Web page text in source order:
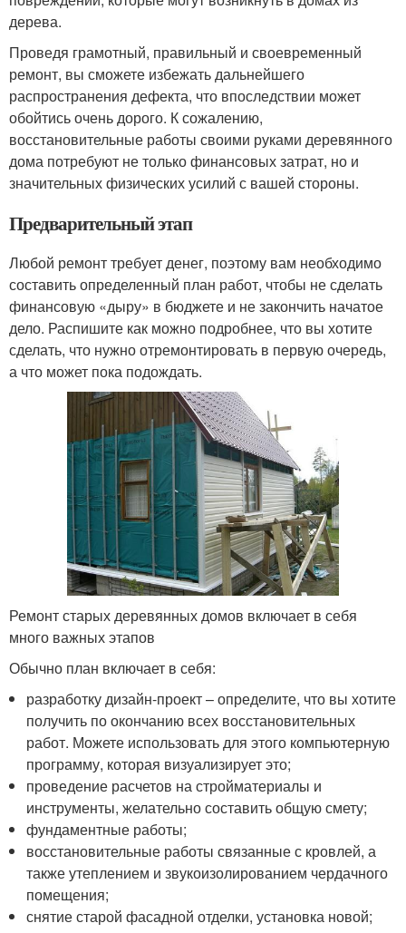
дерева.
Проведя грамотный, правильный и своевременный
ремонт, вы сможете избежать дальнейшего
распространения дефекта, что впоследствии может
обойтись очень дорого. К сожалению,
восстановительные работы своими руками деревянного
дома потребуют не только финансовых затрат, но и
значительных физических усилий с вашей стороны.
Предварительный этап
Любой ремонт требует денег, поэтому вам необходимо
составить определенный план работ, чтобы не сделать
финансовую «дыру» в бюджете и не закончить начатое
дело. Распишите как можно подробнее, что вы хотите
сделать, что нужно отремонтировать в первую очередь,
а что может пока подождать.
Ремонт старых деревянных домов включает в себя
много важных этапов
Обычно план включает в себя:
разработку дизайн-проект – определите, что вы хотите
получить по окончанию всех восстановительных
работ. Можете использовать для этого компьютерную
программу, которая визуализирует это;
проведение расчетов на стройматериалы и
инструменты, желательно составить общую смету;
фундаментные работы;
восстановительные работы связанные с кровлей, а
также утеплением и звукоизолированием чердачного
помещения;
снятие старой фасадной отделки, установка новой;